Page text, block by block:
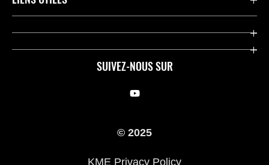
SUIVEZ-NOUS SUR
Compétition
Press
© 2025
KME Privacy Policy